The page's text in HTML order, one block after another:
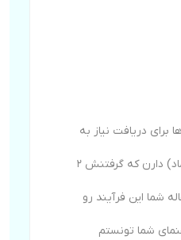
دریافت نیاز به
نماد اعتماد الکترونیکی (اینماد) دارن که گرفتنش ۲
شما این فرآیند رو
شما تونستم